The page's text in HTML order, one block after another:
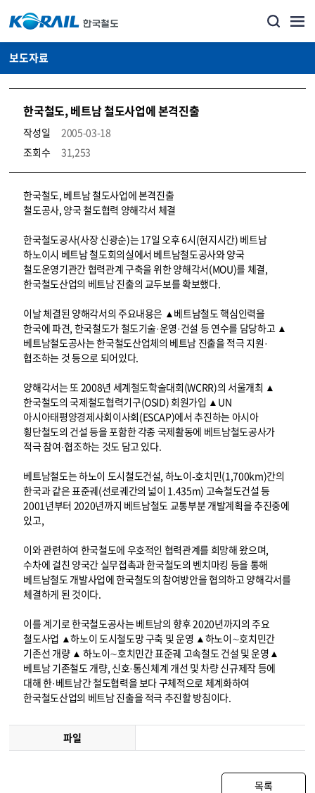
보도자료
한국철도, 베트남 철도사업에 본격진출
작성일
2005-03-18
조회수
31,253
뉴스·홍보_보도자료 상세보기 – 내용, 파일, 담당자 연락처로 구성
한국철도, 베트남 철도사업에 본격진출
철도공사, 양국 철도협력 양해각서 체결
한국철도공사(사장 신광순)는 17일 오후 6시(현지시간) 베트남
하노이시 베트남 철도회의실에서 베트남철도공사와 양국
철도운영기관간 협력관계 구축을 위한 양해각서(MOU)를 체결,
한국철도산업의 베트남 진출의 교두보를 확보했다.
이날 체결된 양해각서의 주요내용은 ▲베트남철도 핵심인력을
한국에 파견, 한국철도가 철도기술·운영·건설 등 연수를 담당하고 ▲
베트남철도공사는 한국철도산업체의 베트남 진출을 적극 지원·
협조하는 것 등으로 되어있다.
양해각서는 또 2008년 세계철도학술대회(WCRR)의 서울개최 ▲
한국철도의 국제철도협력기구(OSID) 회원가입 ▲UN
아시아태평양경제사회이사회(ESCAP)에서 추진하는 아시아
횡단철도의 건설 등을 포함한 각종 국제활동에 베트남철도공사가
적극 참여·협조하는 것도 담고 있다.
베트남철도는 하노이 도시철도건설, 하노이-호치민(1,700km)간의
한국과 같은 표준궤(선로궤간의 넓이 1.435m) 고속철도건설 등
2001년부터 2020년까지 베트남철도 교통부분 개발계획을 추진중에
있고,
이와 관련하여 한국철도에 우호적인 협력관계를 희망해 왔으며,
수차에 걸친 양국간 실무접촉과 한국철도의 벤치마킹 등을 통해
베트남철도 개발사업에 한국철도의 참여방안을 협의하고 양해각서를
체결하게 된 것이다.
이를 계기로 한국철도공사는 베트남의 향후 2020년까지의 주요
철도사업 ▲하노이 도시철도망 구축 및 운영 ▲하노이∼호치민간
기존선 개량 ▲ 하노이∼호치민간 표준궤 고속철도 건설 및 운영▲
베트남 기존철도 개량, 신호·통신체계 개선 및 차량 신규제작 등에
대해 한·베트남간 철도협력을 보다 구체적으로 체계화하여
한국철도산업의 베트남 진출을 적극 추진할 방침이다.
파일
목록